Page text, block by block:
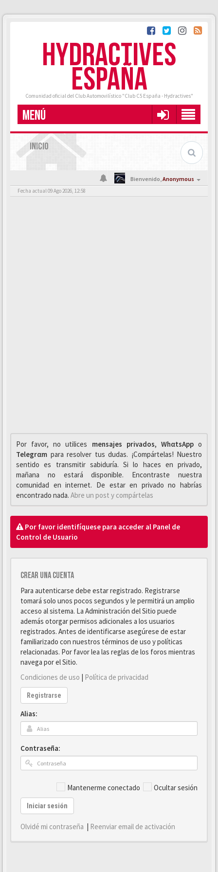
HYDRACTIVES
ESPAÑA
Comunidad oficial del Club Automovilístico "Club C5 España - Hydractives"
MENÚ
INICIO
Bienvenido,Anonymous
Fecha actual 09 Ago 2026, 12:58
Por favor, no utilices mensajes privados, WhαtsAppo
Telegrαm para resolver tus dudas. ¡Compártelas! Nuestro
sentido es transmitir sabiduría. Si lo haces en privado,
mañana no estará disponible. Encontraste nuestra
comunidad en internet. De estar en privado no habrías
encontrado nada. Abre un post y compártelas
Por favor identifíquese para acceder al Panel de
Control de Usuario
Crear una cuenta
Para autenticarse debe estar registrado. Registrarse
tomará solo unos pocos segundos y le permitirá un amplio
acceso al sistema. La Administración del Sitio puede
además otorgar permisos adicionales a los usuarios
registrados. Antes de identificarse asegúrese de estar
familiarizado con nuestros términos de uso y políticas
relacionadas. Por favor lea las reglas de los foros mientras
navega por el Sitio.
Condiciones de uso | Política de privacidad
Registrarse
Alias:
Contraseña:
Mantenerme conectado Ocultar sesión
Iniciar sesión
Olvidé mi contraseña | Reenviar email de activación